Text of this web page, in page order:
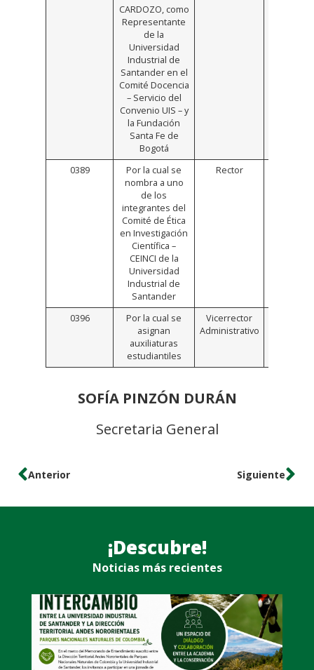
CARDOZO, como
Representante
de la
Universidad
Industrial de
Santander en el
Comité Docencia
– Servicio del
Convenio UIS – y
la Fundación
Santa Fe de
Bogotá
0389
Por la cual se
nombra a uno
de los
integrantes del
Comité de Ética
en Investigación
Científica –
CEINCI de la
Universidad
Industrial de
Santander
Rector
0396
Por la cual se
asignan
auxiliaturas
estudiantiles
Vicerrector
Administrativo
SOFÍA PINZÓN DURÁN
Secretaria General
Anterior Siguiente
¡Descubre!
Noticias más recientes